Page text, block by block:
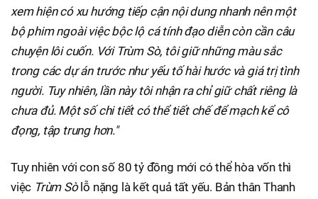
xem hiện có xu hướng tiếp cận nội dung nhanh nên một
bộ phim ngoài việc bộc lộ cá tính đạo diễn còn cần câu
chuyện lôi cuốn. Với Trùm Sò, tôi giữ những màu sắc
trong các dự án trước như yếu tố hài hước và giá trị tình
người. Tuy nhiên, lần này tôi nhận ra chỉ giữ chất riêng là
chưa đủ. Một số chi tiết có thể tiết chế để mạch kể cô
đọng, tập trung hơn."
Tuy nhiên với con số 80 tỷ đồng mới có thể hòa vốn thì
việc Trùm Sòlỗ nặng là kết quả tất yếu. Bản thân Thanh